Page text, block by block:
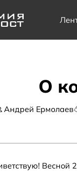
О
Андрей Ермолаев
Весной